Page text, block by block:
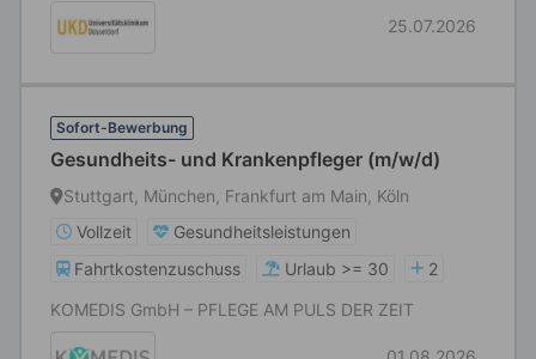
25.07.2026
Sofort-Bewerbung
Gesundheits- und Krankenpfleger (m/w/d)
Stuttgart, München, Frankfurt am Main, Köln
Vollzeit
Gesundheitsleistungen
Fahrtkostenzuschuss
Urlaub >= 30
2
KOMEDIS GmbH – PFLEGE AM PULS DER ZEIT